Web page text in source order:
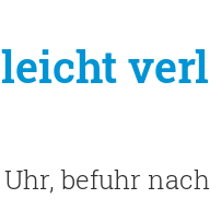
Uhr, befuhr